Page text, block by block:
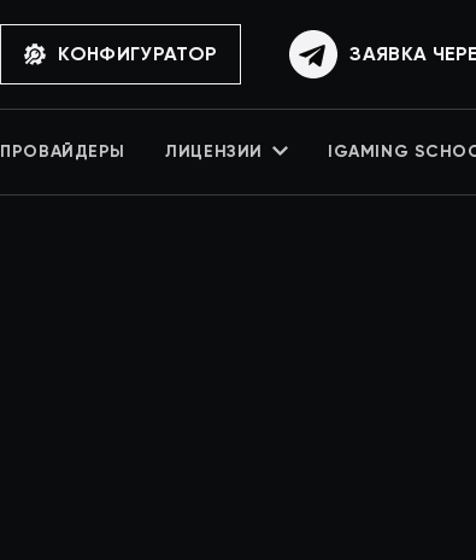
КОНФИГУРАТОР ЗАЯВКА
ПРОВАЙДЕРЫ ЛИЦЕНЗИИ IGAMING